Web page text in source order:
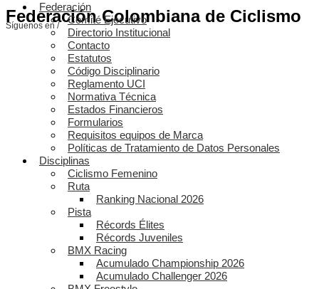
Federación Colombiana de Ciclismo
Síguenos en /
Federación
Comité Ejecutivo
Directorio Institucional
Contacto
Estatutos
Código Disciplinario
Reglamento UCI
Normativa Técnica
Estados Financieros
Formularios
Requisitos equipos de Marca
Políticas de Tratamiento de Datos Personales
Disciplinas
Ciclismo Femenino
Ruta
Ranking Nacional 2026
Pista
Récords Élites
Récords Juveniles
BMX Racing
Acumulado Championship 2026
Acumulado Challenger 2026